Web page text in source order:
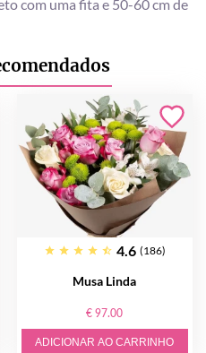
com uma fita e 50-60 cm de
4.6 (186)
Musa Linda
€ 97.00
ADICIONAR AO CARRINHO